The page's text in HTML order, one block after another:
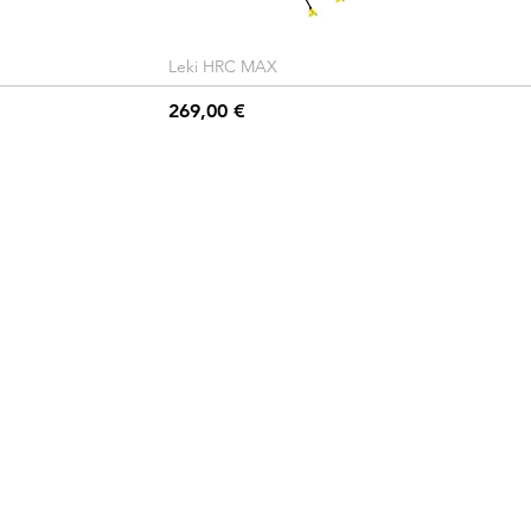
Leki HRC MAX
Hinta
269,00 €